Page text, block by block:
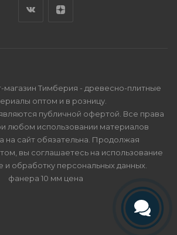
магазин Тимберия - древесно-плитные
оптом и в розницу.
публичной офертой. Все права
любом использовании материалов
на сайт обязательна. Продолжая
вы соглашаетесь на использование
и обработку персональных данных
фанера 10 мм цена